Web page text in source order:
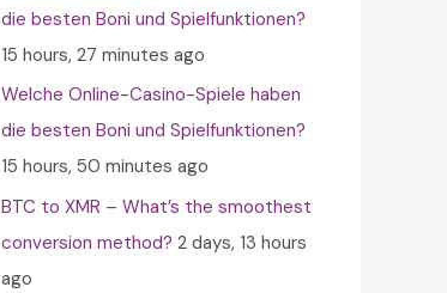
rdie besten Boni und Spielfunktionen?
15 hours, 27 minutes ago
Welche Online-Casino-Spiele haben
die besten Boni und Spielfunktionen?
15 hours, 50 minutes ago
BTC to XMR – What’s the smoothest
conversion method? 2 days, 13 hours
ago